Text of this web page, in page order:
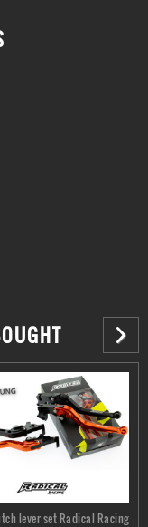
lever set Radical Racing